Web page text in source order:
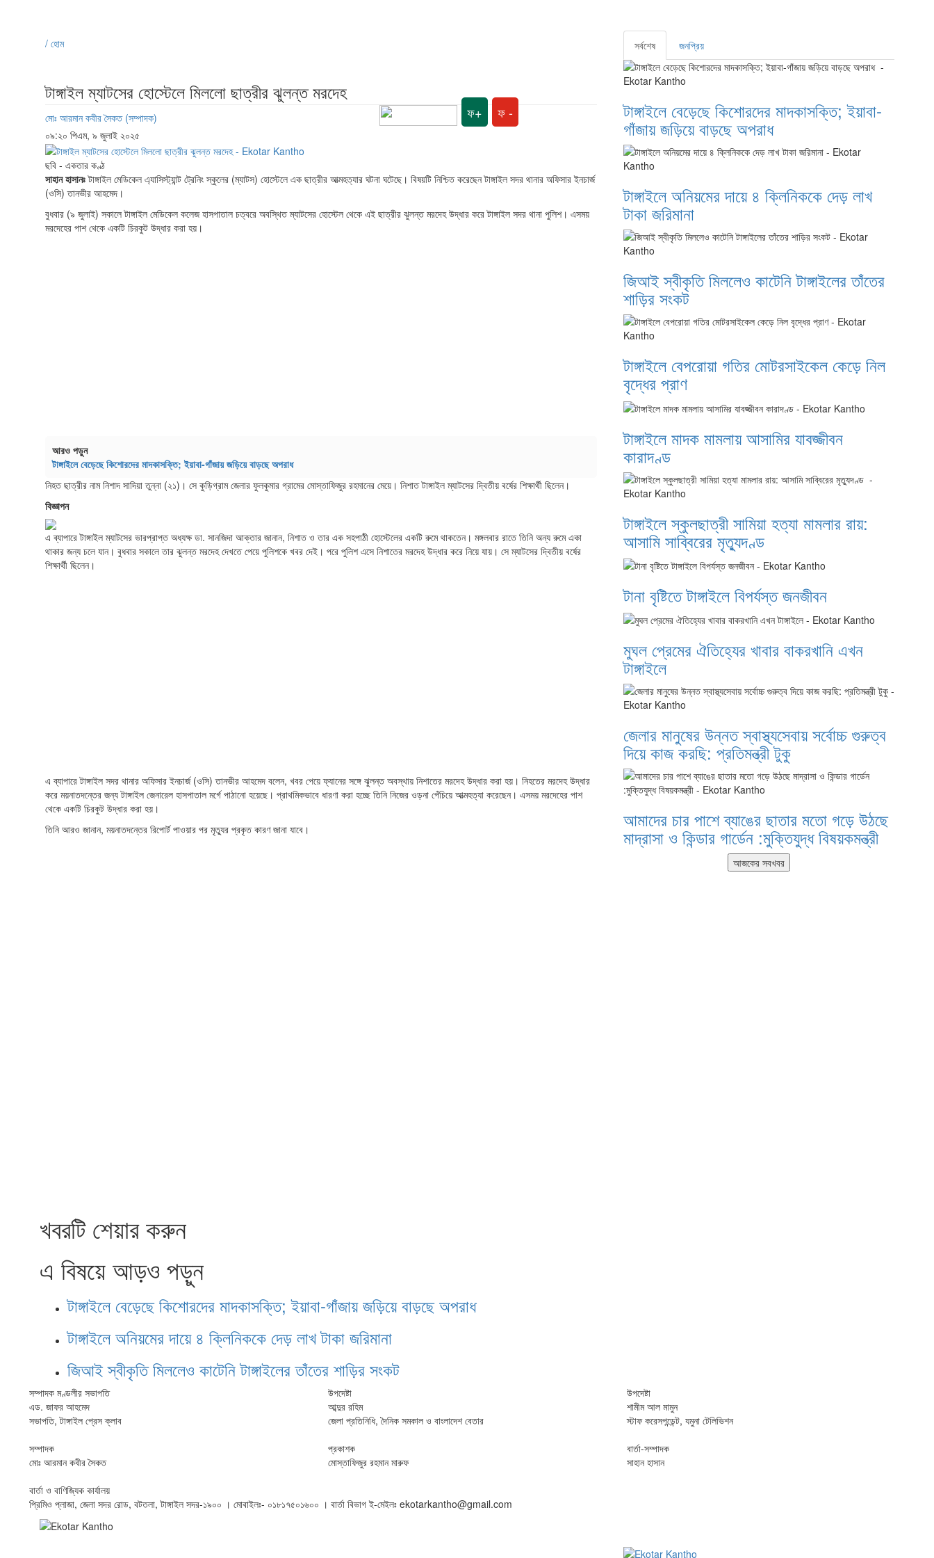
/ হোম
টাঙ্গাইল ম্যাটসের হোস্টেলে মিললো ছাত্রীর ঝুলন্ত মরদেহ
মোঃ আরমান কবীর সৈকত (সম্পাদক)
০৯:২০ পিএম, ৯ জুলাই ২০২৫
ফ+ ফ -
ছবি - একতার কণ্ঠ
সাহান হাসানঃটাঙ্গাইল মেডিকেল এ্যাসিস্ট্যান্ট ট্রেনিং স্কুলের (ম্যাটস) হোস্টেলে এক ছাত্রীর আত্মহত্যার ঘটনা ঘটেছে। বিষয়টি নিশ্চিত করেছেন টাঙ্গাইল সদর থানার অফিসার ইনচার্জ
(ওসি) তানভীর আহমেদ।
বুধবার (৯ জুলাই) সকালে টাঙ্গাইল মেডিকেল কলেজ হাসপাতাল চত্বরে অবস্থিত ম্যাটসের হোস্টেল থেকে এই ছাত্রীর ঝুলন্ত মরদেহ উদ্ধার করে টাঙ্গাইল সদর থানা পুলিশ। এসময়
মরদেহের পাশ থেকে একটি চিরকুট উদ্ধার করা হয়।
আরও পড়ুন
টাঙ্গাইলে বেড়েছে কিশোরদের মাদকাসক্তি; ইয়াবা-গাঁজায় জড়িয়ে বাড়ছে অপরাধ
নিহত ছাত্রীর নাম নিশাদ সাদিয়া তুন্না (২১)। সে কুড়িগ্রাম জেলার ফুলকুমার গ্রামের মোস্তাফিজুর রহমানের মেয়ে। নিশাত টাঙ্গাইল ম্যাটসের দ্বিতীয় বর্ষের শিক্ষার্থী ছিলেন।
বিজ্ঞাপন
এ ব্যাপারে টাঙ্গাইল ম্যাটসের ভারপ্রাপ্ত অধ্যক্ষ ডা. সানজিদা আক্তার জানান, নিশাত ও তার এক সহপাঠী হোস্টেলের একটি রুমে থাকতেন। মঙ্গলবার রাতে তিনি অন্য রুমে একা
থাকার জন্য চলে যান। বুধবার সকালে তার ঝুলন্ত মরদেহ দেখতে পেয়ে পুলিশকে খবর দেই। পরে পুলিশ এসে নিশাতের মরদেহ উদ্ধার করে নিয়ে যায়। সে ম্যাটসের দ্বিতীয় বর্ষের
শিক্ষার্থী ছিলেন।
এ ব্যাপারে টাঙ্গাইল সদর থানার অফিসার ইনচার্জ (ওসি) তানভীর আহমেদ বলেন, খবর পেয়ে ফ্যানের সঙ্গে ঝুলন্ত অবস্থায় নিশাতের মরদেহ উদ্ধার করা হয়। নিহতের মরদেহ উদ্ধার
করে ময়নাতদন্তের জন্য টাঙ্গাইল জেনারেল হাসপাতাল মর্গে পাঠানো হয়েছে। প্রাথমিকভাবে ধারণা করা হচ্ছে তিনি নিজের ওড়না পেঁচিয়ে আত্মহত্যা করেছেন। এসময় মরদেহের পাশ
থেকে একটি চিরকুট উদ্ধার করা হয়।
তিনি আরও জানান, ময়নাতদন্তের রিপোর্ট পাওয়ার পর মৃত্যুর প্রকৃত কারণ জানা যাবে।
খবরটি শেয়ার করুন
এ বিষয়ে আড়ও পড়ুন
টাঙ্গাইলে বেড়েছে কিশোরদের মাদকাসক্তি; ইয়াবা-গাঁজায় জড়িয়ে বাড়ছে অপরাধ
টাঙ্গাইলে অনিয়মের দায়ে ৪ ক্লিনিককে দেড় লাখ টাকা জরিমানা
জিআই স্বীকৃতি মিললেও কাটেনি টাঙ্গাইলের তাঁতের শাড়ির সংকট
সর্বশেষ জনপ্রিয়
টাঙ্গাইলে বেড়েছে কিশোরদের মাদকাসক্তি; ইয়াবা-
গাঁজায় জড়িয়ে বাড়ছে অপরাধ
টাঙ্গাইলে অনিয়মের দায়ে ৪ ক্লিনিককে দেড় লাখ
টাকা জরিমানা
জিআই স্বীকৃতি মিললেও কাটেনি টাঙ্গাইলের তাঁতের
শাড়ির সংকট
টাঙ্গাইলে বেপরোয়া গতির মোটরসাইকেল কেড়ে নিল
বৃদ্ধের প্রাণ
টাঙ্গাইলে মাদক মামলায় আসামির যাবজ্জীবন
কারাদণ্ড
টাঙ্গাইলে স্কুলছাত্রী সামিয়া হত্যা মামলার রায়:
আসামি সাব্বিরের মৃত্যুদণ্ড
টানা বৃষ্টিতে টাঙ্গাইলে বিপর্যস্ত জনজীবন
মুঘল প্রেমের ঐতিহ্যের খাবার বাকরখানি এখন
টাঙ্গাইলে
জেলার মানুষের উন্নত স্বাস্থ্যসেবায় সর্বোচ্চ গুরুত্ব
দিয়ে কাজ করছি: প্রতিমন্ত্রী টুকু
আমাদের চার পাশে ব্যাঙের ছাতার মতো গড়ে উঠছে
মাদ্রাসা ও কিন্ডার গার্ডেন :মুক্তিযুদ্ধ বিষয়কমন্ত্রী
সম্পাদক মণ্ডলীর সভাপতি
এড. জাফর আহমেদ
সভাপতি, টাঙ্গাইল প্রেস ক্লাব
উপদেষ্টা
আব্দুর রহিম
জেলা প্রতিনিধি, দৈনিক সমকাল ও বাংলাদেশ বেতার
উপদেষ্টা
শামীম আল মামুন
স্টাফ করেসপন্ডেন্ট, যমুনা টেলিভিশন
সম্পাদক
মোঃ আরমান কবীর সৈকত
প্রকাশক
মোস্তাফিজুর রহমান মারুফ
বার্তা-সম্পাদক
সাহান হাসান
বার্তা ও বাণিজ্যিক কার্যালয়
প্রিমিও প্লাজা, জেলা সদর রোড, বটতলা, টাঙ্গাইল সদর-১৯০০ । মোবাইলঃ- ০১৮১৭৫০১৬০০ । বার্তা বিভাগ ই-মেইলঃ ekotarkantho@gmail.com